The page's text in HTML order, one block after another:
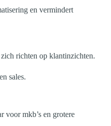
en vermindert
richten op klantinzichten.
sales.
voor mkb’s en grotere